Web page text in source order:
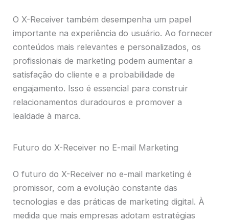
O X-Receiver também desempenha um papel
importante na experiência do usuário. Ao fornecer
conteúdos mais relevantes e personalizados, os
profissionais de marketing podem aumentar a
satisfação do cliente e a probabilidade de
engajamento. Isso é essencial para construir
relacionamentos duradouros e promover a
lealdade à marca.
Futuro do X-Receiver no E-mail Marketing
O futuro do X-Receiver no e-mail marketing é
promissor, com a evolução constante das
tecnologias e das práticas de marketing digital. À
medida que mais empresas adotam estratégias